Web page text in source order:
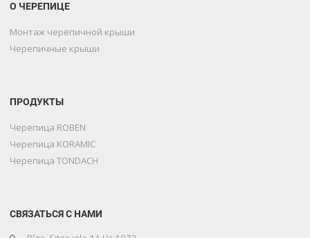
О ЧЕРЕПИЦЕ
Монтаж черепичной крыши
Черепичные крыши
ПРОДУКТЫ
Черепица ROBEN
Черепица KORAMIC
Черепица TONDACH
СВЯЗАТЬСЯ С НАМИ